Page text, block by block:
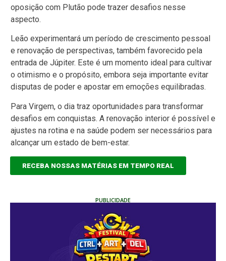
oposição com Plutão pode trazer desafios nesse
aspecto.
Leão experimentará um período de crescimento pessoal
e renovação de perspectivas, também favorecido pela
entrada de Júpiter. Este é um momento ideal para cultivar
o otimismo e o propósito, embora seja importante evitar
disputas de poder e apostar em emoções equilibradas.
Para Virgem, o dia traz oportunidades para transformar
desafios em conquistas. A renovação interior é possível e
ajustes na rotina e na saúde podem ser necessários para
alcançar um estado de bem-estar.
RECEBA NOSSAS MATÉRIAS EM TEMPO REAL
PUBLICIDADE